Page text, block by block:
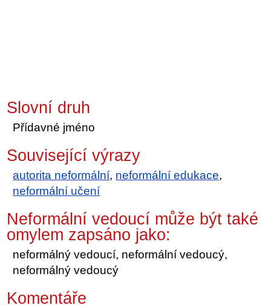
Slovní druh
Přídavné jméno
Související výrazy
autorita neformální, neformální edukace,
neformální učení
Neformální vedoucí může být také
omylem zapsáno jako:
neformálný vedoucí, neformální vedoucý,
neformálný vedoucý
Komentáře